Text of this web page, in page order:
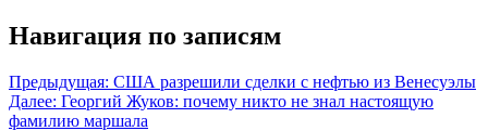
Навигация по записям
Предыдущая: США разрешили сделки с нефтью из Венесуэлы
Далее: Георгий Жуков: почему никто не знал настоящую
фамилию маршала